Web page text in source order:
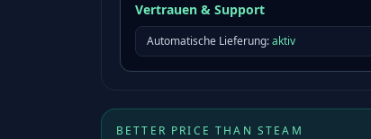
Vertrauen & Support
Automatische Lieferung:aktiv
BETTER PRICE THAN STEAM